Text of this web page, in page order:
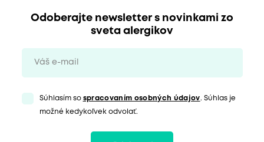
Odoberajte newsletter s novinkami zo
sveta alergikov
Súhlasím so spracovaním osobných údajov. Súhlas je
možné kedykoľvek odvolať.